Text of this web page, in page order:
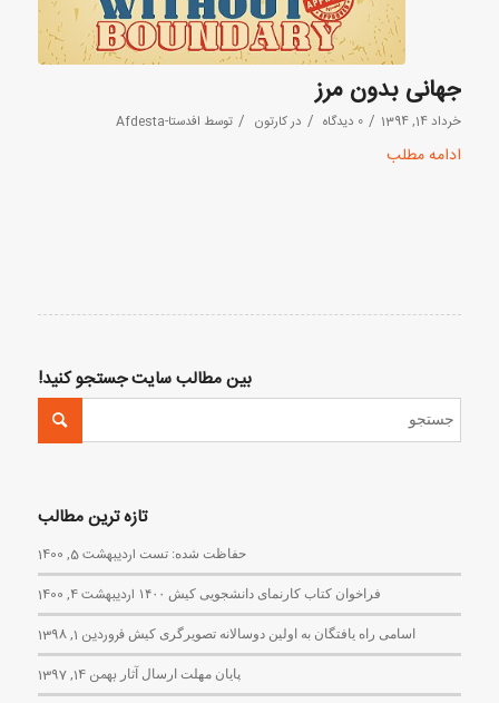
جهانی بدون مرز
خرداد 14, 1394 / 0 دیدگاه / درکارتون / توسط افدستا-Afdesta
ادامه مطلب
بین مطالب سایت جستجو کنید!
تازه ترین مطالب
حفاظت شده: تست اردیبهشت 5, 1400
فراخوان کتاب کارنمای دانشجویی کیش ۱۴۰۰ اردیبهشت 4, 1400
اسامی راه یافتگان به اولین دوسالانه تصویرگری کیش فروردین 1, 1398
پایان مهلت ارسال آثار بهمن 14, 1397